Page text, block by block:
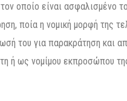
οποίο είναι ασφαλισμένο
ποία η νομική μορφή της
του για παρακράτηση και
ή ως νομίμου εκπροσώπου